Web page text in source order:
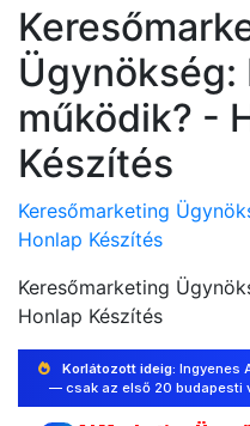
Ügynökség:
működik? -
Készítés
Keresőmarketing
Honlap Készítés
Keresőmarketing
Honlap Készítés